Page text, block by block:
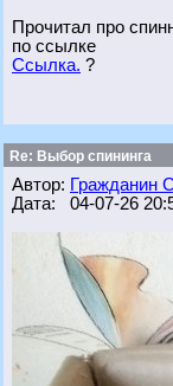
Прочитал про
по ссылке
Ссылка. ?
Re: Выбор спининга
Автор: Гражданин
Дата: 04-07-26